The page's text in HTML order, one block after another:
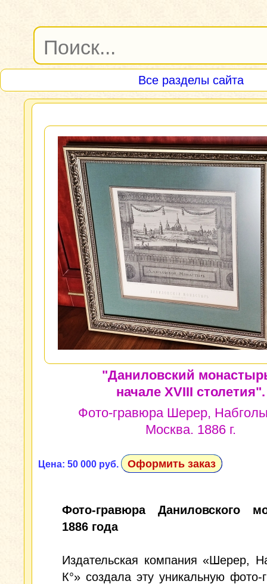
Все разделы сайта
"Даниловский
начале XVIII столетия".
Фото-гравюра Шерер,
Москва. 1886 г.
Цена: 50 000 руб. Оформить заказ
Фото-гравюра Даниловского
1886 года
Издательская компания «Шерер,
К°» создала эту уникальную фото-